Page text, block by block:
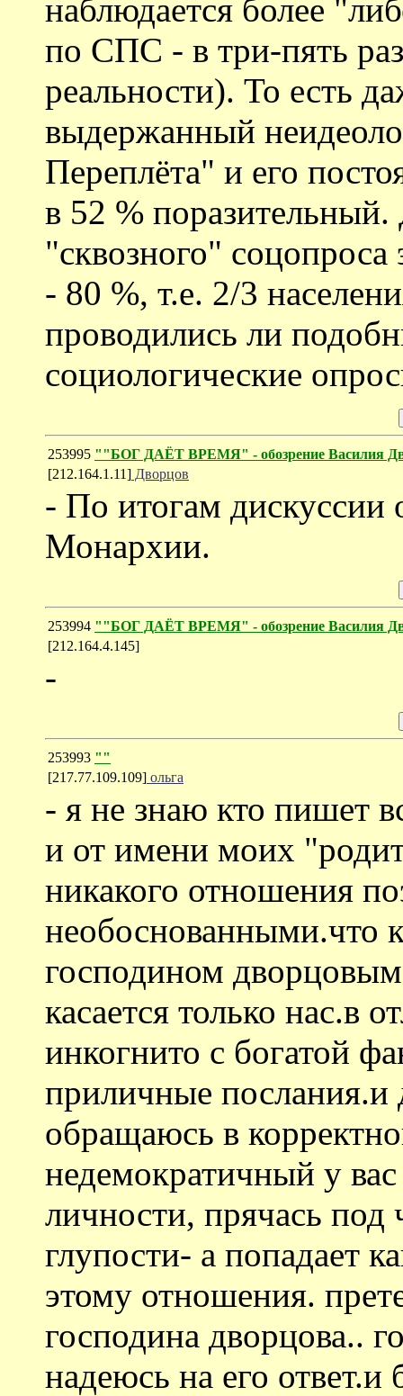
наблюдается более
по СПС - в три-пять
реальности). То есть
выдержанный
Переплёта" и его
в 52 %
"сквозного"
- 80 %, т.е. 2/3
проводились ли
социологические
253995 ""БОГ ДАЁТ ВРЕМЯ" - обозрение Василия
[212.164.1.11] Дворцов
- По итогам дискуссии
Монархии.
253994 ""БОГ ДАЁТ ВРЕМЯ" - обозрение Василия
[212.164.4.145]
-
253993 ""
[217.77.109.109] ольга
- я не знаю кто пишет
и от имени моих
никакого отношения
необоснованными.что
господином
касается только нас.в
инкогнито с богатой
приличные послания.и
обращаюсь в
недемократичный у
личности, прячась
глупости- а попадает
этому отношения.
господина дворцова..
надеюсь на его